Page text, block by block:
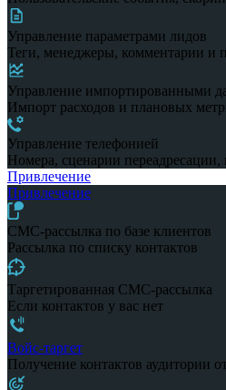
Управление параметрами лидов
Теги, менеджеры, комментарии и
Управление импортированными
Импорт расходов и плановых
Управление телефонией
Номера, сценарии
Привлечение
Привлечение
СМС-рассылка по базе клиентов
Рассылка по списку контактов
Таргетированная СМС-рассылка
Если контактов у вас нет
Войс-таргет
Получение контактов аудитории